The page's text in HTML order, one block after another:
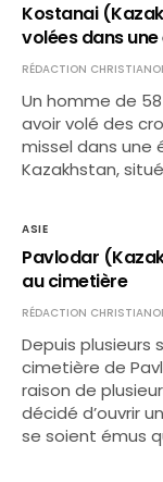
Kostanai
volées dans une
RÉDACTION
Un homme de
avoir volé des
missel dans une
Kazakhstan,
ASIE
Pavlodar
au cimetière
RÉDACTION
Depuis plusieurs
cimetière de
raison de
décidé d’ouvrir
se soient émus